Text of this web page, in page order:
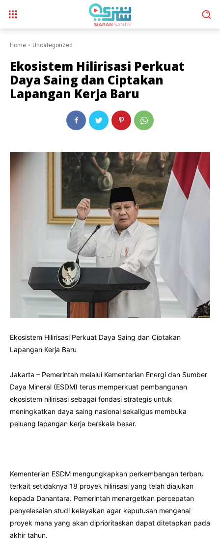
Home Uncategorized
Ekosistem Hilirisasi Perkuat
Daya Saing dan Ciptakan
Lapangan Kerja Baru
Ekosistem Hilirisasi Perkuat Daya Saing dan Ciptakan
Lapangan Kerja Baru
Jakarta – Pemerintah melalui Kementerian Energi dan Sumber
Daya Mineral (ESDM) terus memperkuat pembangunan
ekosistem hilirisasi sebagai fondasi strategis untuk
meningkatkan daya saing nasional sekaligus membuka
peluang lapangan kerja berskala besar.
Kementerian ESDM mengungkapkan perkembangan terbaru
terkait setidaknya 18 proyek hilirisasi yang telah diajukan
kepada Danantara. Pemerintah menargetkan percepatan
penyelesaian studi kelayakan agar keputusan mengenai
proyek mana yang akan diprioritaskan dapat ditetapkan pada
akhir tahun.